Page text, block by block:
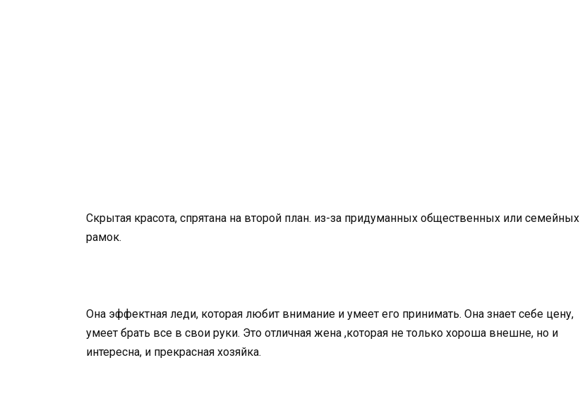
Скрытая красота, спрятана на второй план. из-за придуманных общественных или семейных
рамок.
Она эффектная леди, которая любит внимание и умеет его принимать. Она знает себе цену,
умеет брать все в свои руки. Это отличная жена ,которая не только хороша внешне, но и
интересна, и прекрасная хозяйка.